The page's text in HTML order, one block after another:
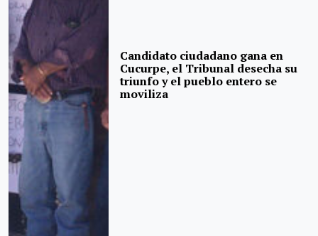
Candidato ciudadano gana en
Cucurpe, el Tribunal desecha su
triunfo y el pueblo entero se
moviliza